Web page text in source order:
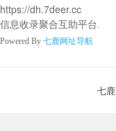
https://dh.7deer.cc
信息收录聚合互助平台.
Powered By 七鹿网址导航
七